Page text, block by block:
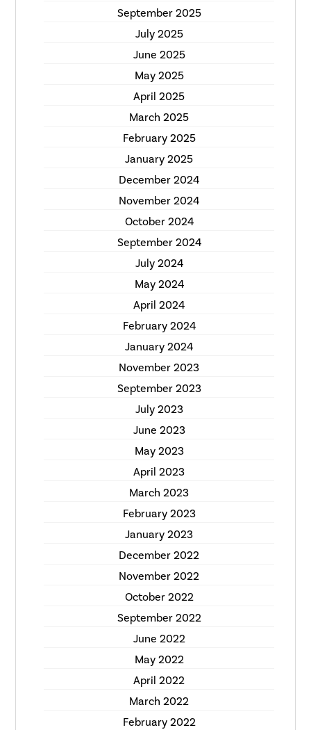
September 2025
July 2025
June 2025
May 2025
April 2025
March 2025
February 2025
January 2025
December 2024
November 2024
October 2024
September 2024
July 2024
May 2024
April 2024
February 2024
January 2024
November 2023
September 2023
July 2023
June 2023
May 2023
April 2023
March 2023
February 2023
January 2023
December 2022
November 2022
October 2022
September 2022
June 2022
May 2022
April 2022
March 2022
February 2022